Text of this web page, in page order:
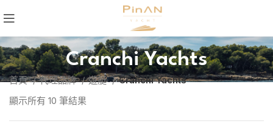
Cranchi Yachts
首頁 代理品牌 遊艇
Cranchi Yachts
顯示所有 10 筆結果